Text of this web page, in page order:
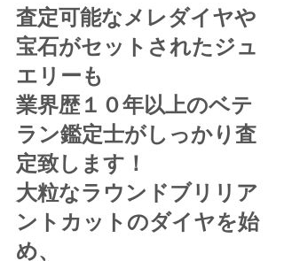
査定可能なメレダイヤや
宝石がセットされたジュ
エリーも
業界歴１０年以上のベテ
ラン鑑定士がしっかり査
定致します！
大粒なラウンドブリリア
ントカットのダイヤを始
め、